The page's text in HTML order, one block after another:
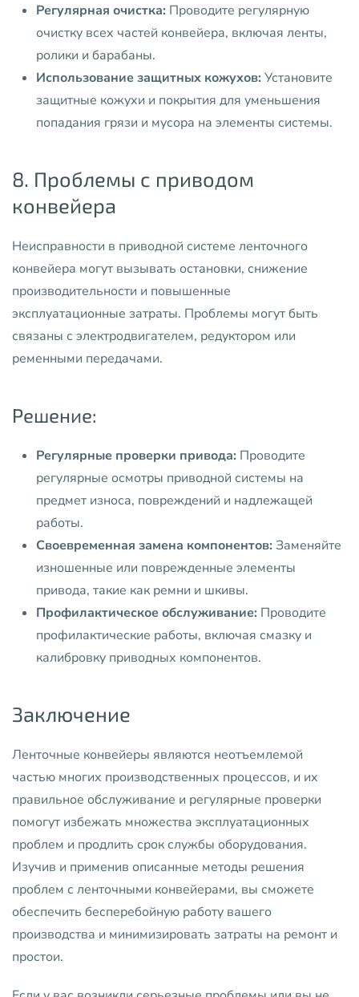
Регулярная очистка: Проводите регулярную
очистку всех частей конвейера, включая ленты,
ролики и барабаны.
Использование защитных кожухов: Установите
защитные кожухи и покрытия для уменьшения
попадания грязи и мусора на элементы системы.
8. Проблемы с приводом
конвейера
Неисправности в приводной системе ленточного
конвейера могут вызывать остановки, снижение
производительности и повышенные
эксплуатационные затраты. Проблемы могут быть
связаны с электродвигателем, редуктором или
ременными передачами.
Решение:
Регулярные проверки привода: Проводите
регулярные осмотры приводной системы на
предмет износа, повреждений и надлежащей
работы.
Своевременная замена компонентов: Заменяйте
изношенные или поврежденные элементы
привода, такие как ремни и шкивы.
Профилактическое обслуживание: Проводите
профилактические работы, включая смазку и
калибровку приводных компонентов.
Заключение
Ленточные конвейеры являются неотъемлемой
частью многих производственных процессов, и их
правильное обслуживание и регулярные проверки
помогут избежать множества эксплуатационных
проблем и продлить срок службы оборудования.
Изучив и применив описанные методы решения
проблем с ленточными конвейерами, вы сможете
обеспечить бесперебойную работу вашего
производства и минимизировать затраты на ремонт и
простои.